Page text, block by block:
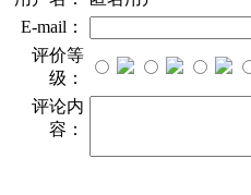
E-mail：
评价等
级：
评论内
容：